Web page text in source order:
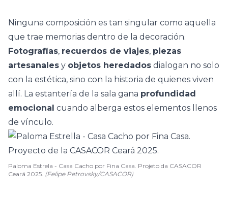
Ninguna composición es tan singular como aquella
que trae memorias dentro de la decoración.
Fotografías, recuerdos de viajes, piezas
artesanales y objetos heredados dialogan no solo
con la estética, sino con la historia de quienes viven
allí. La estantería de la sala gana profundidad
emocional cuando alberga estos elementos llenos
de vínculo.
Paloma Estrela - Casa Cacho por Fina Casa. Projeto da CASACOR
Ceará 2025. (Felipe Petrovsky/CASACOR)